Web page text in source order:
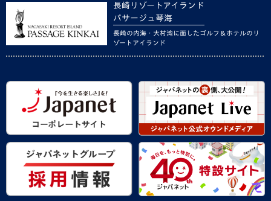
長崎リゾートアイランド
パサージュ琴海
長崎の内海・大村湾に面したゴルフ＆ホテルのリ
ゾートアイランド